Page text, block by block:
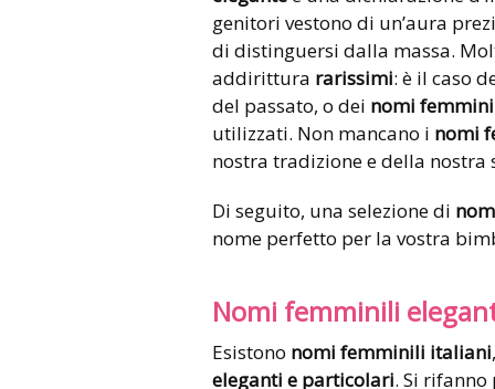
genitori vestono di un’aura
di distinguersi dalla massa.
addirittura rarissimi: è il caso
del passato, o dei nomi
utilizzati. Non mancano i nomi
nostra tradizione e della nostra
Di seguito, una selezione di
nome perfetto per la vostra
Nomi femminili
Esistono nomi femminili italiani
eleganti e particolari. Si